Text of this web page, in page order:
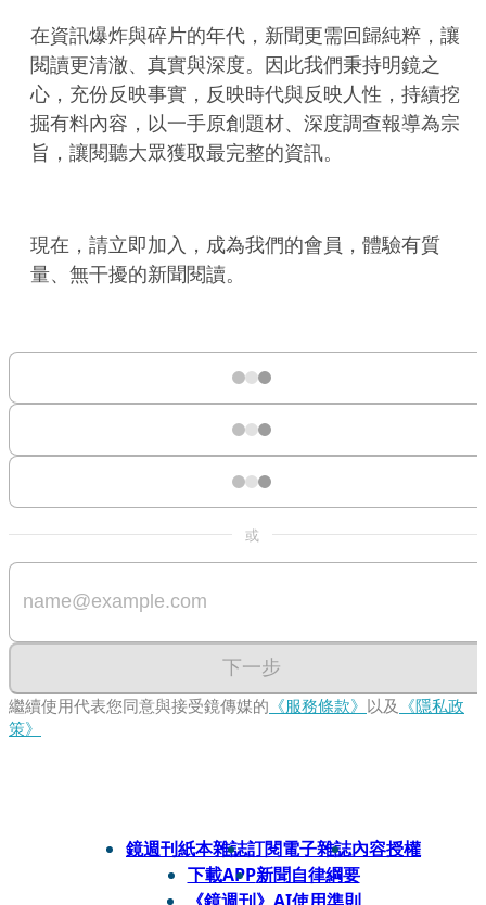
在資訊爆炸與碎片的年代，新聞更需回歸純粹，讓
閱讀更清澈、真實與深度。因此我們秉持明鏡之
心，充份反映事實，反映時代與反映人性，持續挖
掘有料內容，以一手原創題材、深度調查報導為宗
旨，讓閱聽大眾獲取最完整的資訊。
現在，請立即加入，成為我們的會員，體驗有質
量、無干擾的新聞閱讀。
或
下一步
繼續使用代表您同意與接受鏡傳媒的 《服務條款》 以及 《隱私政
策》
鏡週刊紙本雜誌訂閱電子雜誌內容授權
下載APP新聞自律綱要